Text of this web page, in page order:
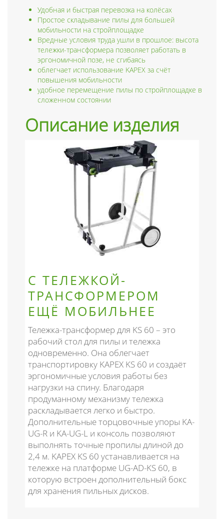
Удобная и быстрая перевозка на колёсах
Простое складывание пилы для большей
мобильности на стройплощадке
Вредные условия труда ушли в прошлое: высота
тележки-трансформера позволяет работать в
эргономичной позе, не сгибаясь
облегчает использование KAPEX за счёт
повышения мобильности
удобное перемещение пилы по стройплощадке в
сложенном состоянии
Описание изделия
С ТЕЛЕЖКОЙ-
ТРАНСФОРМЕРОМ
ЕЩЁ МОБИЛЬНЕЕ
Тележка-трансформер для KS 60 – это
рабочий стол для пилы и тележка
одновременно. Она облегчает
транспортировку KAPEX KS 60 и создаёт
эргономичные условия работы без
нагрузки на спину. Благодаря
продуманному механизму тележка
раскладывается легко и быстро.
Дополнительные торцовочные упоры KA-
UG-R и KA-UG-L и консоль позволяют
выполнять точные пропилы длиной до
2,4 м. KAPEX KS 60 устанавливается на
тележке на платформе UG-AD-KS 60, в
которую встроен дополнительный бокс
для хранения пильных дисков.